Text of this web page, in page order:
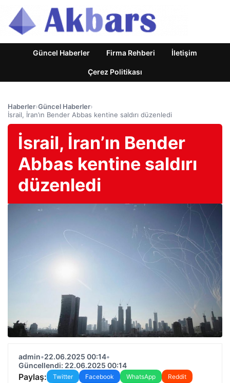
Güncel Haberler Firma Rehberi İletişim
Çerez Politikası
Haberler›Güncel Haberler›
İsrail, İran’ın Bender Abbas kentine saldırı düzenledi
İsrail, İran’ın Bender
Abbas kentine saldırı
düzenledi
admin•22.06.2025 00:14•
Güncellendi: 22.06.2025 00:14
Paylaş: Twitter Facebook WhatsApp
Reddit